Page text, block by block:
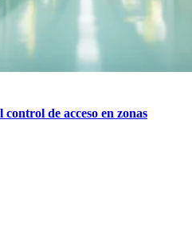
de acceso en zonas